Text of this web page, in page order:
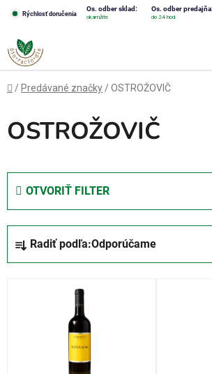
obsah
Rýchlosť doručenia
Os. odber sklad: Os. odber predajňa:
okamžite do 24 hod.
Domov
/ Predávané značky /OSTROŽOVIČ
OSTROŽOVIČ
OTVORIŤ FILTER
R
d
Radiť podľa:Odporúčame